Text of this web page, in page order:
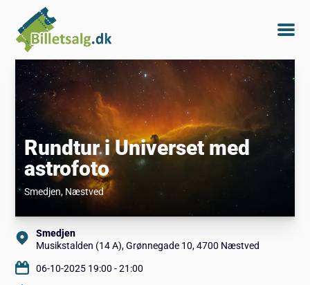
Rundtur i Universet med
astrofoto
Smedjen, Næstved
Smedjen
Musikstalden (14 A), Grønnegade 10, 4700 Næstved
06-10-2025 19:00 - 21:00